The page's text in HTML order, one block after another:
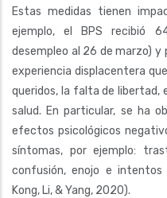
Estas medidas tienen
ejemplo, el BPS recibió
desempleo al 26 de marzo) y
experiencia displacentera
queridos, la falta de libertad,
salud. En particular, se ha
efectos psicológicos
síntomas, por ejemplo:
confusión, enojo e intentos
Kong, Li, & Yang, 2020).